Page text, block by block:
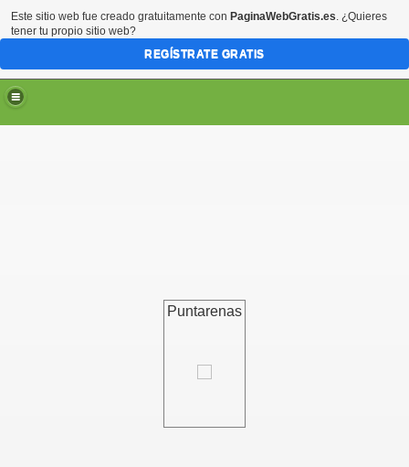
Puntarenas
Este sitio web fue creado gratuitamente con PaginaWebGratis.es. ¿Quieres
tener tu propio sitio web?
REGÍSTRATE GRATIS